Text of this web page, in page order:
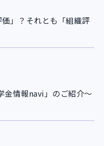
」？それとも「組織評
金情報navi」のご紹介～